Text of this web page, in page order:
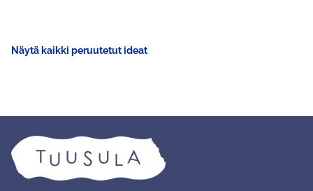
Näytä kaikki peruutetut ideat